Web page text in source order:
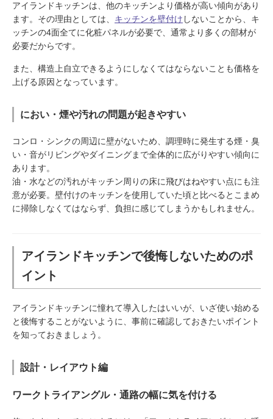
アイランドキッチンは、他のキッチンより価格が高い傾向があり
ます。その理由としては、 キッチンを壁付け しないことから、キ
ッチンの4面全てに化粧パネルが必要で、通常より多くの部材が
必要だからです。
また、構造上自立できるようにしなくてはならないことも価格を
上げる原因となっています。
におい・煙や汚れの問題が起きやすい
コンロ・シンクの周辺に壁がないため、調理時に発生する煙・臭
い・音がリビングやダイニングまで全体的に広がりやすい傾向に
あります。
油・水などの汚れがキッチン周りの床に飛びはねやすい点にも注
意が必要。壁付けのキッチンを使用していた頃と比べるとこまめ
に掃除しなくてはならず、負担に感じてしまうかもしれません。
アイランドキッチンで後悔しないためのポ
イント
アイランドキッチンに憧れて導入したはいいが、いざ使い始める
と後悔することがないように、事前に確認しておきたいポイント
を知っておきましょう。
設計・レイアウト編
ワークトライアングル・通路の幅に気を付ける